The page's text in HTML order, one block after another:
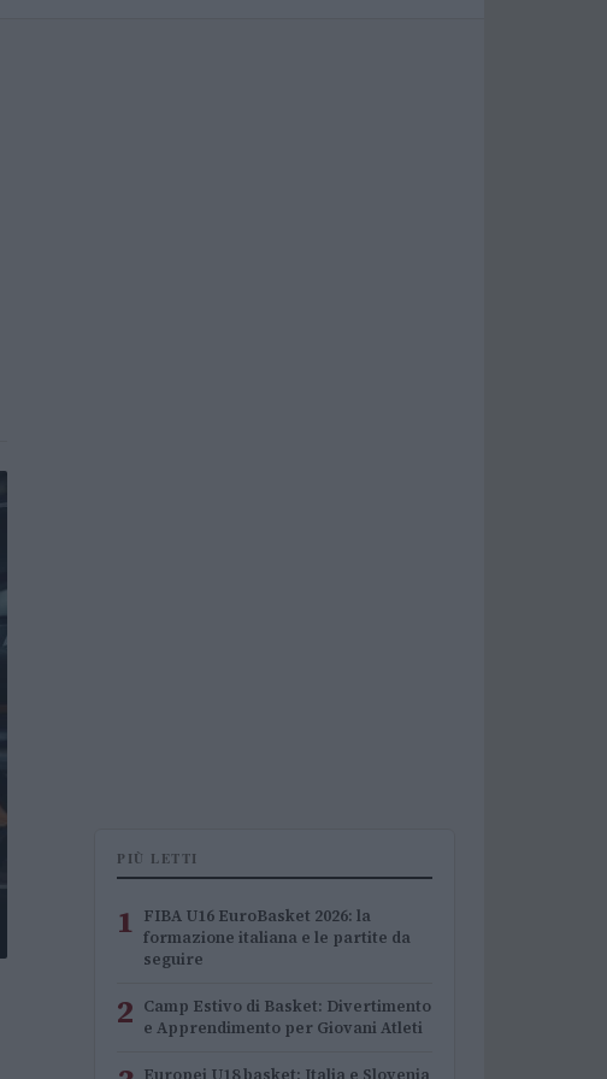
PIÙ LETTI
1 FIBA U16 EuroBasket 2026: la
formazione italiana e le partite da
seguire
2 Camp Estivo di Basket: Divertimento
e Apprendimento per Giovani Atleti
Europei U18 basket: Italia e Slovenia